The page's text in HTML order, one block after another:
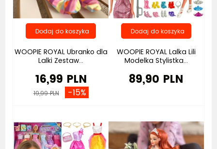
WOOPIE ROYAL Ubranko dla
Lalki Zestaw...
16,99 PLN
19,99 PLN -15%
WOOPIE ROYAL Lalka Lili
Modelka Stylistka...
89,90 PLN